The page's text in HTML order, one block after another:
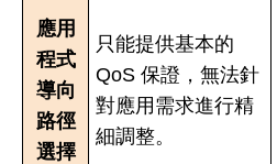
應用
程式
​​​​​​​導向
路徑
選擇
只能提供基本的
QoS 保證，無法針
對應用需求進行精
細調整。​​​​​​​